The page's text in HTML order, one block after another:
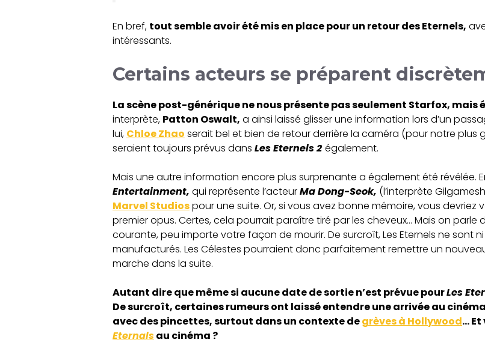
En bref, tout semble avoir été mis en place pour un retour des Eternels,
intéressants.
Certains acteurs se préparent
La scène post-générique ne nous présente pas seulement Starfox, mais
interprète, Patton Oswalt, a ainsi laissé glisser une information lors d’un
lui, Chloe Zhao serait bel et bien de retour derrière la caméra (pour notre plus
seraient toujours prévus dans Les Eternels 2 également.
Mais une autre information encore plus surprenante a également été révélée.
Entertainment, qui représente l’acteurMa Dong-Seok, (l’interprète
Marvel Studiospour une suite. Or, si vous avez bonne mémoire, vous
premier opus. Certes, cela pourrait paraître tiré par les cheveux… Mais on parle
courante, peu importe votre façon de mourir. De surcroît, Les Eternels ne sont
manufacturés. Les Célestes pourraient donc parfaitement remettre un
marche dans la suite.
Autant dire que même si aucune date de sortie n’est prévue pourLes
De surcroît, certaines rumeurs ont laissé entendre une arrivée au
avec des pincettes, surtout dans un contexte degrèves à Hollywood… Et
Eternalsau cinéma ?